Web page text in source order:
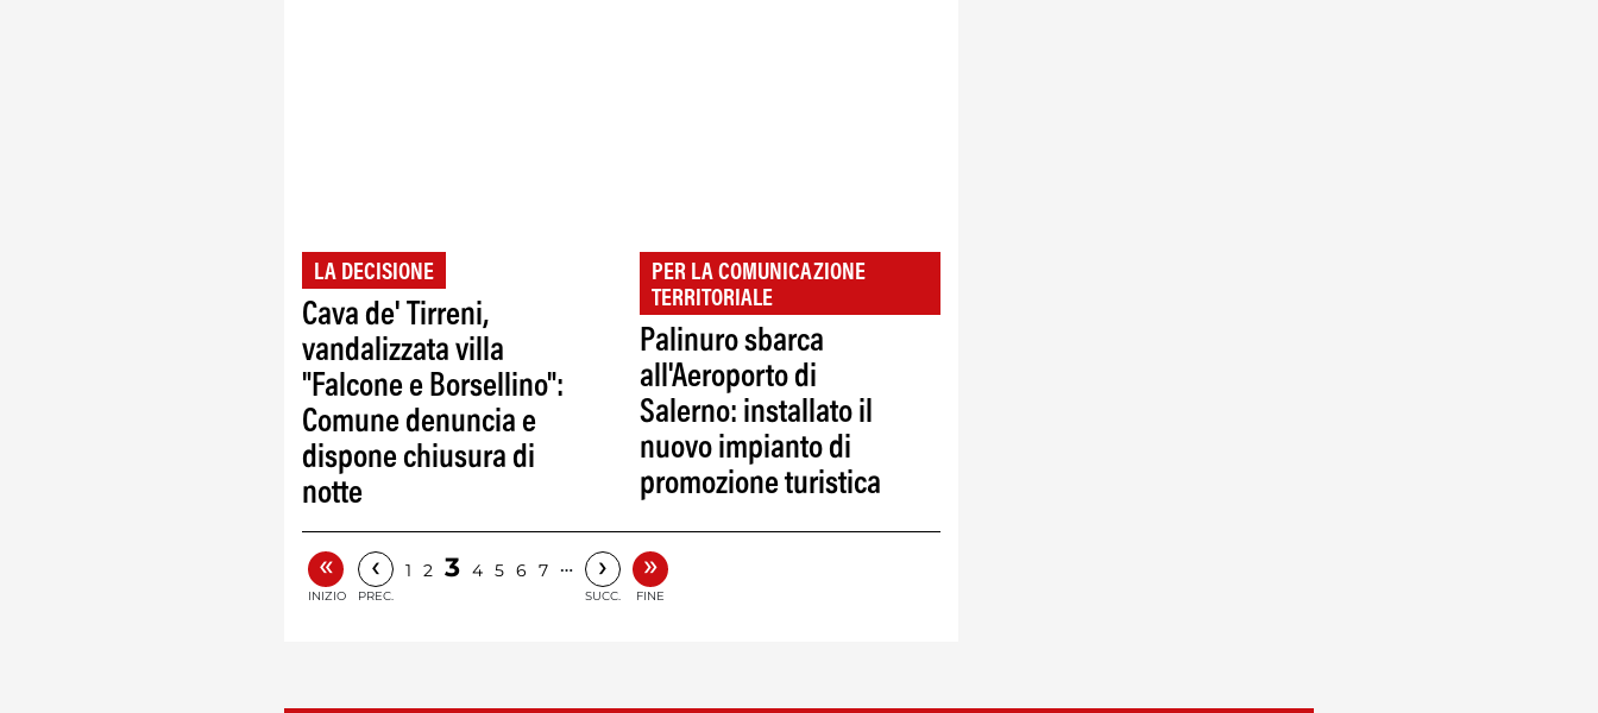
LA DECISIONE
Cava de' Tirreni,
vandalizzata villa
"Falcone e Borsellino":
Comune denuncia e
dispone chiusura di
notte
PER LA COMUNICAZIONE
TERRITORIALE
Palinuro sbarca
all'Aeroporto di
Salerno: installato il
nuovo impianto di
promozione turistica
«
INIZIO
‹
PREC.
1 2 3 4 5 6 7 … ›
SUCC.
»
FINE